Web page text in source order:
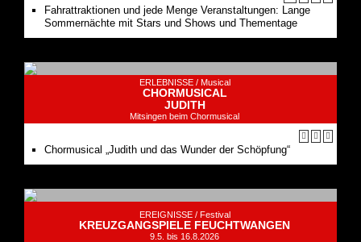
Fahrattraktionen und jede Menge Veranstaltungen: Lange
Sommernächte mit Stars und Shows und Thementage
ERLEBNISSE / Musical
CHORMUSICAL
JUDITH
Mitsingen beim Chormusical
Chormusical „Judith und das Wunder der Schöpfung“
EREIGNISSE / Festival
KREUZGANGSPIELE FEUCHTWANGEN
9.5. bis 16.8.2026